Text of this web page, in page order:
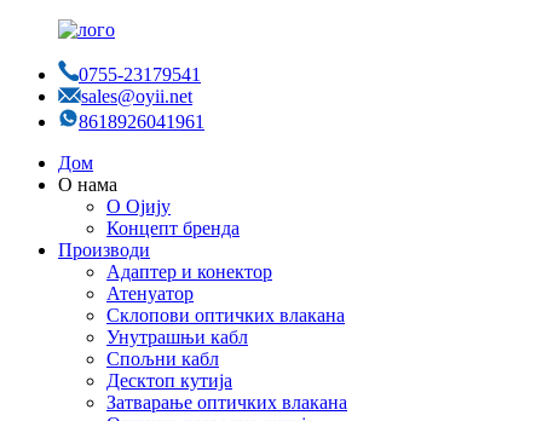
0755-23179541
sales@oyii.net
8618926041961
Дом
О нама
О Ојију
Концепт бренда
Производи
Адаптер и конектор
Атенуатор
Склопови оптичких влакана
Унутрашњи кабл
Спољни кабл
Десктоп кутија
Затварање оптичких влакана